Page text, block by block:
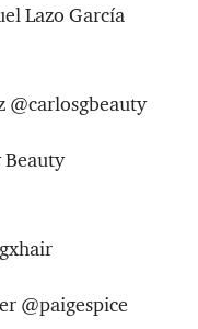
Lazo García
@carlosgbeauty
@paigespice